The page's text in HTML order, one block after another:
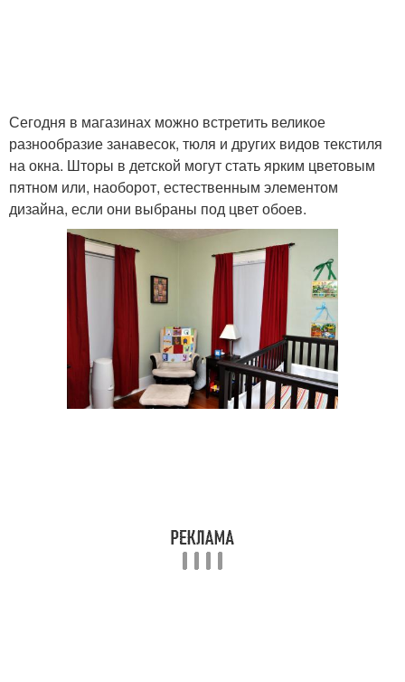
Сегодня в магазинах можно встретить великое
разнообразие занавесок, тюля и других видов текстиля
на окна. Шторы в детской могут стать ярким цветовым
пятном или, наоборот, естественным элементом
дизайна, если они выбраны под цвет обоев.